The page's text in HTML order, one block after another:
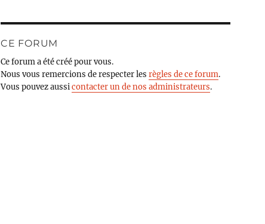
CE FORUM
Ce forum a été créé pour vous.
Nous vous remercions de respecter lesrègles de ce forum.
Vous pouvez aussicontacter un de nos administrateurs.